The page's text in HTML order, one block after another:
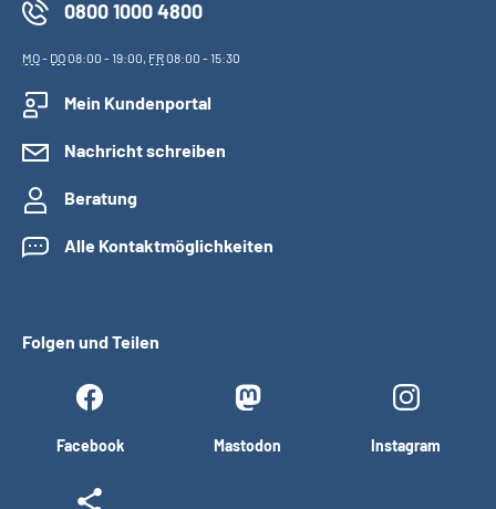
0800 1000 4800
MO- DO08:00 - 19:00, FR08:00 - 15:30
Mein Kundenportal
Nachricht schreiben
Beratung
Alle Kontaktmöglichkeiten
Folgen und Teilen
Facebook Mastodon Instagram